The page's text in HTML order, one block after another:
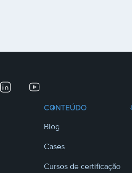
CONTEÚDO
Blog
Cases
Cursos de certificação